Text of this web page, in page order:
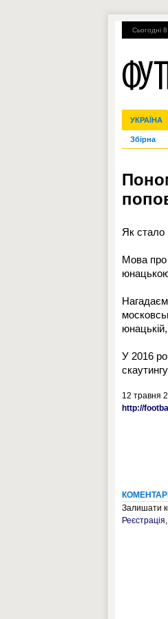
Сьогодні
УКРАЇНА
Збірна
Ліга
Англія
ЧС-2014
Гарячі
Як стало
Мова про
У 2016
12 травня
http://
КОМЕНТАРІ
Залишати
Реєстрація,